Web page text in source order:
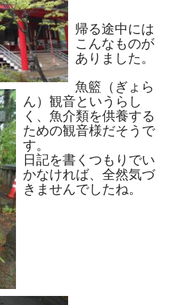
帰る途中には
こんなものが
ありました。
魚籃（ぎょら
ん）観音というらし
く、魚介類を供養する
ための観音様だそうで
す。
日記を書くつもりでい
かなければ、全然気づ
きませんでしたね。